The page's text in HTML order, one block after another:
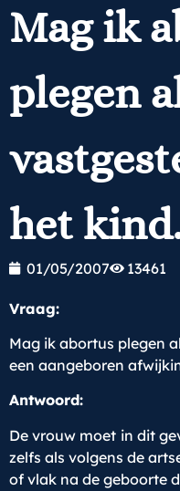
Mag ik
plegen
het
01/05/2007 13461
Vraag:
Mag ik abortus plegen
een aangeboren
Antwoord:
De vrouw moet in dit
zelfs als volgens de
of vlak na de geboorte